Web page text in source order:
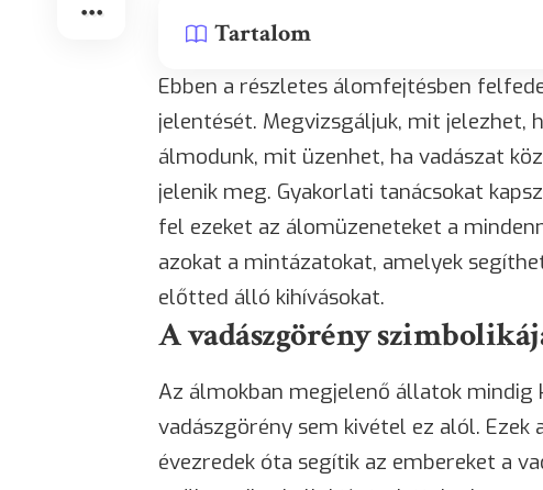
Tartalom
Ebben a részletes álomfejtésben
jelentését. Megvizsgáljuk, mit jelezhet,
álmodunk, mit üzenhet, ha vadászat
jelenik meg. Gyakorlati tanácsokat
fel ezeket az álomüzeneteket a
azokat a mintázatokat, amelyek
előtted álló kihívásokat.
A vadászgörény
Az álmokban megjelenő állatok mindig
vadászgörény sem kivétel ez alól. Ezek
évezredek óta segítik az embereket a